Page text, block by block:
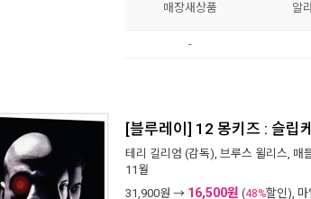
매장새상품 알
-
[블루레이] 12 몽키즈 : 슬립
테리 길리엄 (감독), 브루스 윌리스, 매
11월
31,900원 → 16,500원 (48%할인), 마